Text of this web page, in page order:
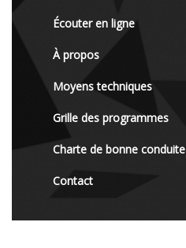
Écouter en ligne
À propos
Moyens techniques
Grille des programmes
Charte de bonne conduite
Contact